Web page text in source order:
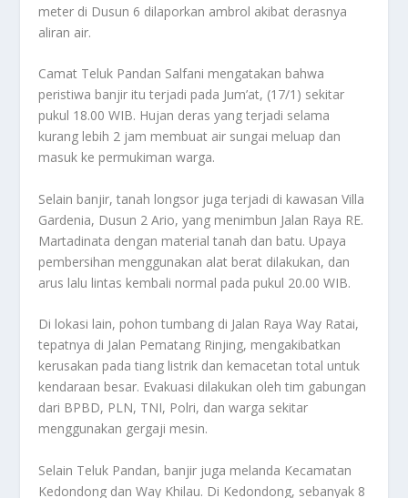
meter di Dusun 6 dilaporkan ambrol akibat derasnya
aliran air.
Camat Teluk Pandan Salfani mengatakan bahwa
peristiwa banjir itu terjadi pada Jum’at, (17/1) sekitar
pukul 18.00 WIB. Hujan deras yang terjadi selama
kurang lebih 2 jam membuat air sungai meluap dan
masuk ke permukiman warga.
Selain banjir, tanah longsor juga terjadi di kawasan Villa
Gardenia, Dusun 2 Ario, yang menimbun Jalan Raya RE.
Martadinata dengan material tanah dan batu. Upaya
pembersihan menggunakan alat berat dilakukan, dan
arus lalu lintas kembali normal pada pukul 20.00 WIB.
Di lokasi lain, pohon tumbang di Jalan Raya Way Ratai,
tepatnya di Jalan Pematang Rinjing, mengakibatkan
kerusakan pada tiang listrik dan kemacetan total untuk
kendaraan besar. Evakuasi dilakukan oleh tim gabungan
dari BPBD, PLN, TNI, Polri, dan warga sekitar
menggunakan gergaji mesin.
Selain Teluk Pandan, banjir juga melanda Kecamatan
Kedondong dan Way Khilau. Di Kedondong, sebanyak 8